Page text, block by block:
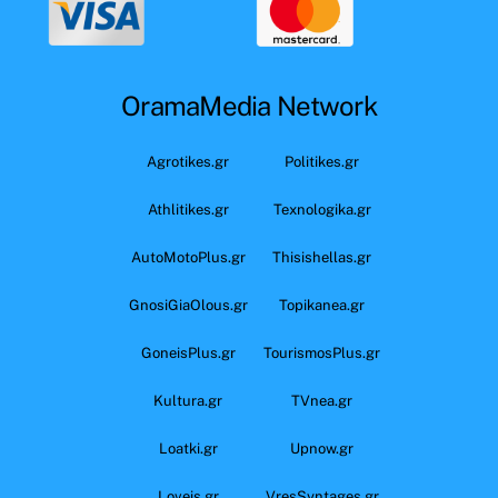
OramaMedia Network
Agrotikes.gr Politikes.gr
Athlitikes.gr Texnologika.gr
AutoMotoPlus.gr Thisishellas.gr
GnosiGiaOlous.gr Topikanea.gr
GoneisPlus.gr TourismosPlus.gr
Kultura.gr TVnea.gr
Loatki.gr Upnow.gr